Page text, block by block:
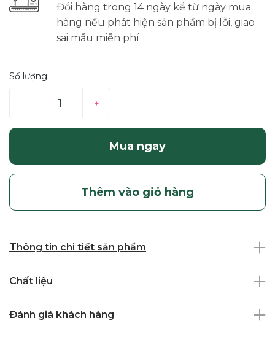
Đổi hàng trong 14 ngày kể từ ngày mua
hàng nếu phát hiện sản phẩm bị lỗi, giao
sai mẫu miễn phí
Số lượng:
– +
Mua ngay
Thêm vào giỏ hàng
Thông tin chi tiết sản phẩm
Chất liệu
Đánh giá khách hàng